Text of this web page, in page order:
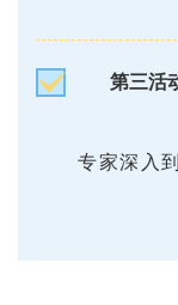
第三活
专家深入